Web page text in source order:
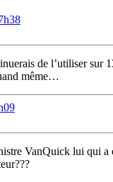
de l’utiliser sur
même…
VanQuick lui qui a